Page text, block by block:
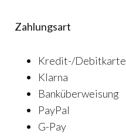
Zahlungsart
Kredit-/Debitkarte
Klarna
Banküberweisung
PayPal
G-Pay